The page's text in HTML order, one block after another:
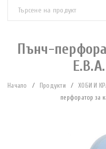
Пънч-
Начало / Продукти / ХОБИ И
перфоратор за